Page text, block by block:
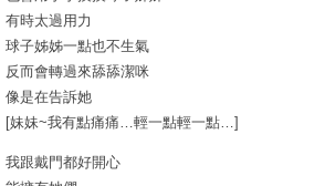
有時太過用力
球子姊姊一點也不生氣
反而會轉過來舔舔潔咪
像是在告訴她
[妹妹~我有點痛痛…輕一點輕一點…]
我跟戴門都好開心